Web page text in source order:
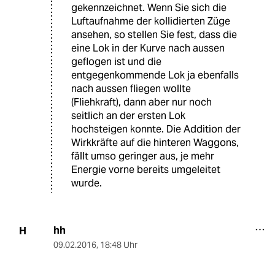
gekennzeichnet. Wenn Sie sich die
Luftaufnahme der kollidierten Züge
ansehen, so stellen Sie fest, dass die
eine Lok in der Kurve nach aussen
geflogen ist und die
entgegenkommende Lok ja ebenfalls
nach aussen fliegen wollte
(Fliehkraft), dann aber nur noch
seitlich an der ersten Lok
hochsteigen konnte. Die Addition der
Wirkkräfte auf die hinteren Waggons,
fällt umso geringer aus, je mehr
Energie vorne bereits umgeleitet
wurde.
H hh
09.02.2016, 18:48 Uhr